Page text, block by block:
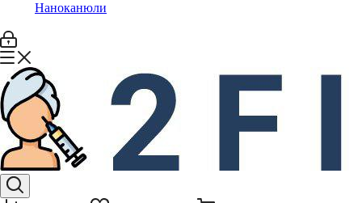
Наноканюли